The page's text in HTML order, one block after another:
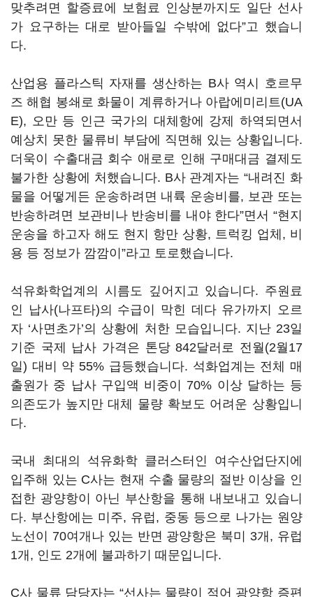
맞추려면 할증료에 보험료 인상분까지도 일단 선사
가 요구하는 대로 받아들일 수밖에 없다”고 했습니
다.
산업용 플라스틱 자재를 생산하는 B사 역시 호르무
즈 해협 봉쇄로 화물이 계류하거나 아랍에미리트(UA
E), 오만 등 인근 국가의 대체항에 강제 하역되면서
예상치 못한 물류비 부담에 직면해 있는 상황입니다.
더욱이 수출대금 회수 애로로 인해 구매대금 결제도
불가한 상황에 처했습니다. B사 관계자는“내려진 화
물을 어떻게든 운송하려면 내륙 운송비를, 보관 또는
반송하려면 보관비나 반송비를 내야 한다”면서“현지
운송을 하고자 해도 현지 항만 상황, 트럭킹 업체 , 비
용 등 정보가 깜깜이 ”라고 토로했습니다.
석유화학업계의 시름도 깊어지고 있습니다. 주원료
인 납사(나프타)의 수급이 막힌 데다 유가까지 오르
자 ‘사면초가’의 상황에 처한 모습입니다. 지난 23일
기준 국제 납사 가격은 톤당842달러로 전월 (2월 17
일) 대비 약55% 급등했습니다. 석화업계는 전체 매
출원가 중 납사 구입액 비중이 70% 이상 달하는 등
의존도가 높지만 대체 물량 확보도 어려운 상황입니
다.
국내 최대의 석유화학 클러스터인 여수산업단지에
입주해 있는 C사는 현재 수출 물량의 절반 이상을 인
접한 광양항이 아닌 부산항을 통해 내보내고 있습니
다. 부산항에는 미주, 유럽 , 중동 등으로 나가는 원양
노선이 70여개나 있는 반면 광양항은 북미 3개 , 유럽
1개 , 인도 2개에 불과하기 때문입니다.
C사 물류 담당자는 “선사는 물량이 적어 광양항 증편